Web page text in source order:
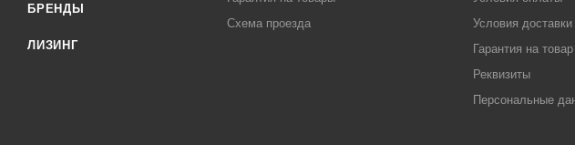
БРЕНДЫ
ЛИЗИНГ
Схема проезда
Условия доставки
Гарантия на товар
Реквизиты
Персональные